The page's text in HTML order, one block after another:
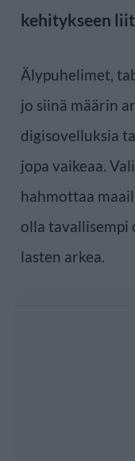
kehitykseen
Älypuhelimet,
jo siinä määrin
digisovelluksia
jopa vaikeaa.
hahmottaa
olla tavallisempi
lasten arkea.